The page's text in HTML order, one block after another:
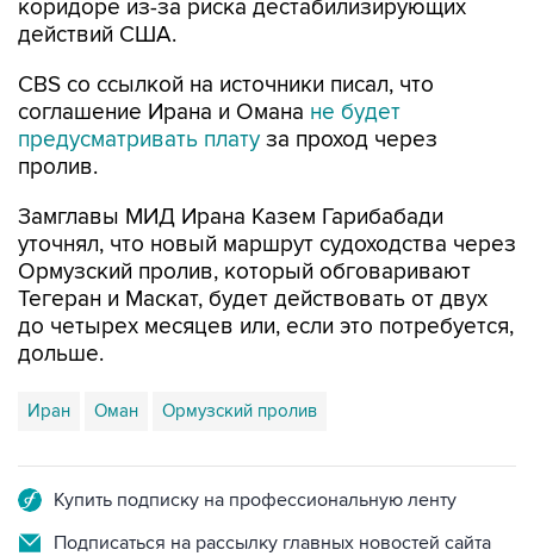
CBS со ссылкой на источники писал, что
предусматривать платуза проход через
пролив.
Замглавы МИД Ирана Казем Гарибабади
Ормузский пролив, который обговаривают
Тегеран и Маскат, будет действовать от двух
до четырех месяцев или, если это потребуется,
дольше.
Иран Оман
Подписаться на рассылку главных новостей сайта
Получать оперативные новости в официальном